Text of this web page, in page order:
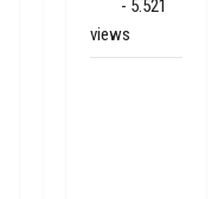
- 5.521
views